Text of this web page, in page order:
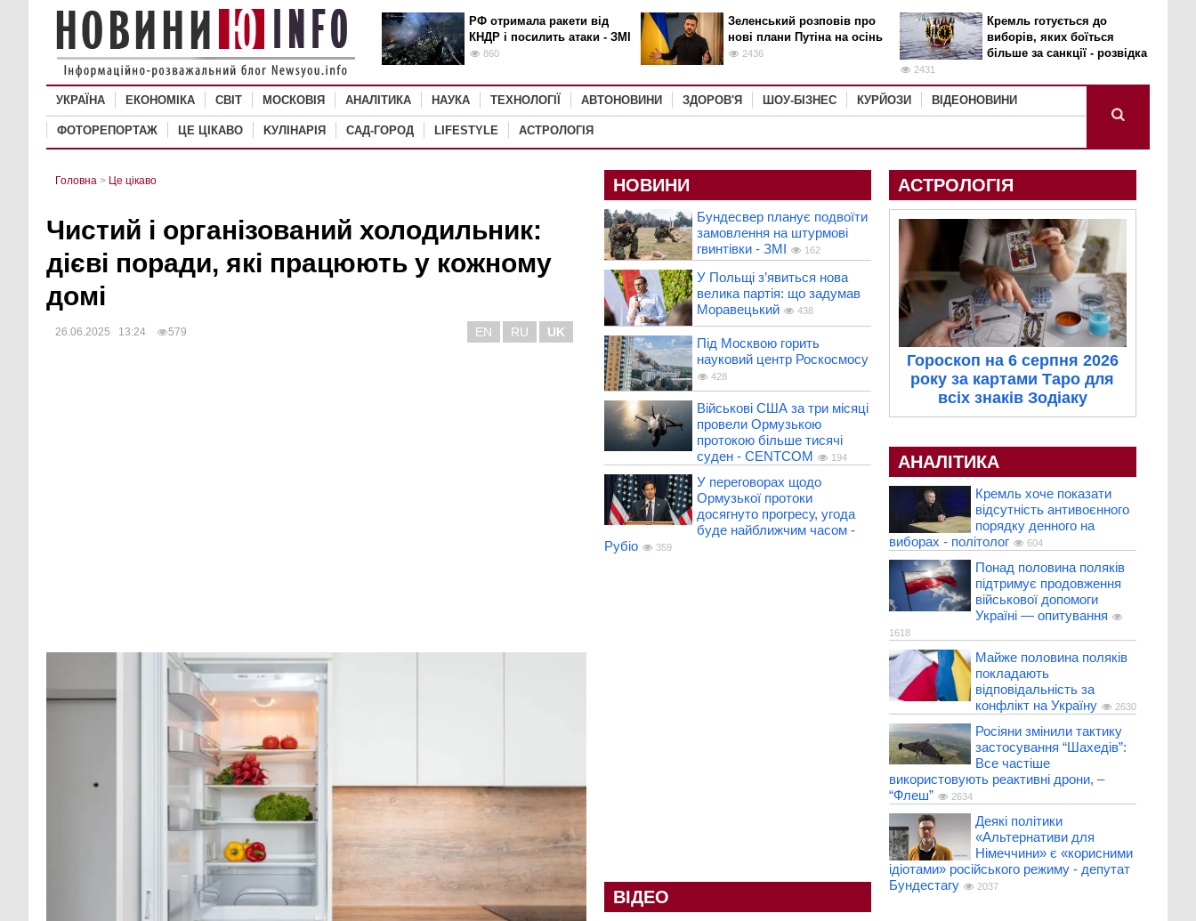
РФ отримала ракети від
КНДР і посилить атаки - ЗМІ
860
Зеленський розповів про
нові плани Путіна на осінь
2436
Кремль готується до
виборів, яких боїться
більше за санкції - розвідка
2431
УКРАЇНА ЕКОНОМІКА СВІТ MОСКОВІЯ АНАЛІТИКА НАУКА ТЕХНОЛОГІЇ АВТОНОВИНИ ЗДОРОВ'Я ШОУ-БІЗНЕС КУРЙОЗИ ВІДЕОНОВИНИ
ФОТОРЕПОРТАЖ ЦЕ ЦІКАВО KУЛІНАРІЯ САД-ГОРОД LIFESTYLE АСТРОЛОГІЯ
Головна > Це цікаво
Чистий і організований холодильник:
дієві поради, які працюють у кожному
домі
26.06.2025 13:24 579 EN RU UK
НОВИНИ
Бундесвер планує подвоїти
замовлення на штурмові
гвинтівки - ЗМІ
162
У Польщі з’явиться нова
велика партія: що задумав
Моравецький
438
Під Москвою горить
науковий центр Роскосмосу
428
Військові США за три місяці
провели Ормузькою
протокою більше тисячі
суден - CENTCOM
194
У переговорах щодо
Ормузької протоки
досягнуто прогресу, угода
буде найближчим часом -
Рубіо
359
ВІДЕО
АСТРОЛОГІЯ
Гороскоп на 6 серпня 2026
року за картами Таро для
всіх знаків Зодіаку
АНАЛІТИКА
Кремль хоче показати
відсутність антивоєнного
порядку денного на
виборах - політолог
604
Понад половина поляків
підтримує продовження
військової допомоги
Україні — опитування
1618
Майже половина поляків
покладають
відповідальність за
конфлікт на Україну
2630
Росіяни змінили тактику
застосування “Шахедів”:
Все частіше
використовують реактивні дрони, –
“Флеш”
2634
Деякі політики
«Альтернативи для
Німеччини» є «корисними
ідіотами» російського режиму - депутат
Бундестагу
2037